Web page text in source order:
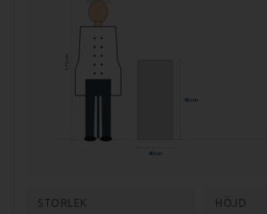
175 cm
90 cm
40 cm
STORLEK HÖJD